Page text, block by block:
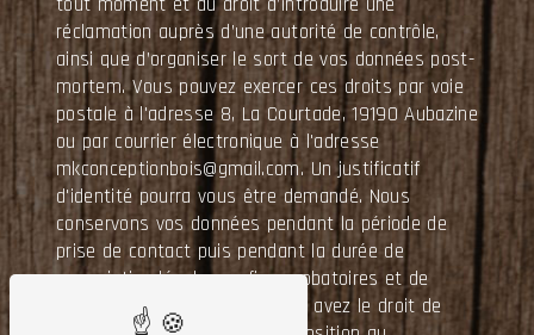
réclamation auprès d’une autorité de contrôle,
ainsi que d’organiser le sort de vos données post-
mortem. Vous pouvez exercer ces droits par voie
postale à l'adresse 8, La Courtade, 19190 Aubazine
ou par courrier électronique à l'adresse
mkconceptionbois@gmail.com. Un justificatif
d'identité pourra vous être demandé. Nous
conservons vos données pendant la période de
prise de contact puis pendant la durée de
prescription légale aux fins probatoires et de
gestion des contentieux. Vous avez le droit de